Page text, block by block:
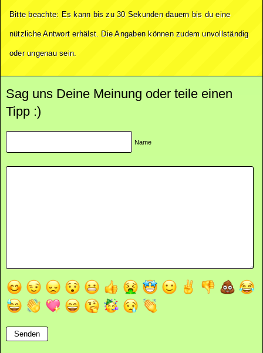
Bitte beachte: Es kann bis zu 30 Sekunden dauern bis du eine
nützliche Antwort erhälst. Die Angaben können zudem unvollständig
oder ungenau sein.
Sag uns Deine Meinung oder teile einen
Tipp :)
Name